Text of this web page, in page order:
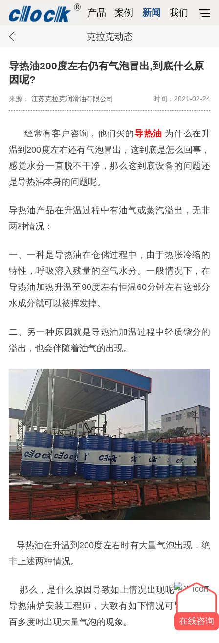
产品 案例 新闻 我们
克拉克动态
导热油200度左右仍有气泡冒出,到底什么原
因呢?
来源： 江苏克拉克润滑油有限公司 时间：2021-02-24
经常有客户咨询，他们买的导热油 为什么在升
温到 200度左右还有气泡冒出，这到底是怎么回事，
感觉水分一直脱不干净，那么这到底设备的问题还
是导热油本身的问题呢。
导热油产品在升温过程中有油气或蒸汽溢出，无非
两种情况：
一、一种是导热油在仓储过程中，由于热胀冷缩的
特性，呼吸溶入残量的空气水分。一般情况下，在
导热油加热升温至90度左右恒温 60分钟左右这部分
水成分就可以被挥发掉。
二、 另一种原因就是导热油加温过程中轻质馏分的
溢出，也会伴随着油气的出现。
导热油在升温到 200度左右时有大量气泡出现，绝
非上述两种情况。
那么，是什么原因导致如上情况出现呢？咨询了
导热油炉安装工程师，大致有如下情况可导致在二
百多度时出现大量气泡的现象。
在线咨询